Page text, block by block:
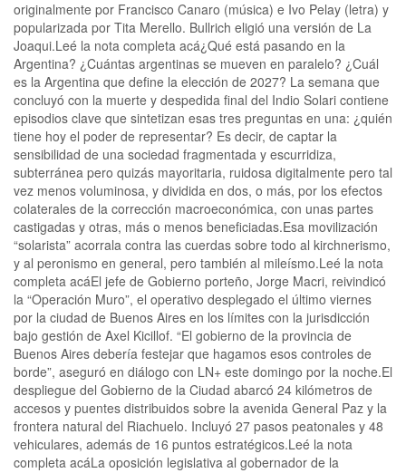
originalmente por Francisco Canaro (música) e Ivo Pelay (letra) y
popularizada por Tita Merello. Bullrich eligió una versión de La
Joaqui.Leé la nota completa acá¿Qué está pasando en la
Argentina? ¿Cuántas argentinas se mueven en paralelo? ¿Cuál
es la Argentina que define la elección de 2027? La semana que
concluyó con la muerte y despedida final del Indio Solari contiene
episodios clave que sintetizan esas tres preguntas en una: ¿quién
tiene hoy el poder de representar? Es decir, de captar la
sensibilidad de una sociedad fragmentada y escurridiza,
subterránea pero quizás mayoritaria, ruidosa digitalmente pero tal
vez menos voluminosa, y dividida en dos, o más, por los efectos
colaterales de la corrección macroeconómica, con unas partes
castigadas y otras, más o menos beneficiadas.Esa movilización
“solarista” acorrala contra las cuerdas sobre todo al kirchnerismo,
y al peronismo en general, pero también al mileísmo.Leé la nota
completa acáEl jefe de Gobierno porteño, Jorge Macri, reivindicó
la “Operación Muro”, el operativo desplegado el último viernes
por la ciudad de Buenos Aires en los límites con la jurisdicción
bajo gestión de Axel Kicillof. “El gobierno de la provincia de
Buenos Aires debería festejar que hagamos esos controles de
borde”, aseguró en diálogo con LN+ este domingo por la noche.El
despliegue del Gobierno de la Ciudad abarcó 24 kilómetros de
accesos y puentes distribuidos sobre la avenida General Paz y la
frontera natural del Riachuelo. Incluyó 27 pasos peatonales y 48
vehiculares, además de 16 puntos estratégicos.Leé la nota
completa acáLa oposición legislativa al gobernador de la